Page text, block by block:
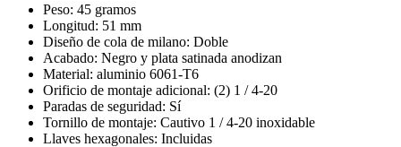
Peso: 45 gramos
Longitud: 51 mm
Diseño de cola de milano: Doble
Acabado: Negro y plata satinada anodizan
Material: aluminio 6061-T6
Orificio de montaje adicional: (2) 1 / 4-20
Paradas de seguridad: Sí
Tornillo de montaje: Cautivo 1 / 4-20 inoxidable
Llaves hexagonales: Incluidas